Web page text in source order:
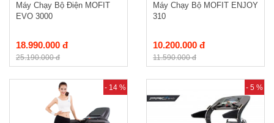
Máy Chạy Bộ Điện MOFIT
EVO 3000
18.990.000 đ
25.190.000 đ
Máy Chạy Bộ MOFIT ENJOY
310
10.200.000 đ
11.590.000 đ
- 14 % - 5 %